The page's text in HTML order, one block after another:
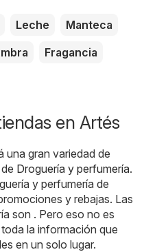
Leche
Manteca
Fragancia
en Artés
una gran variedad de
Droguería y perfumería.
y perfumería de
y rebajas. Las
son . Pero eso no es
la información que
en un solo lugar.